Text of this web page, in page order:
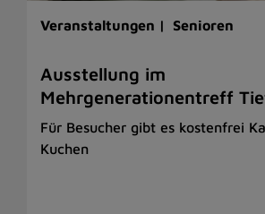
Veranstaltungen | Senioren
Ausstellung im
Mehrgenerationentreff
Für Besucher gibt es kostenfrei
Kuchen